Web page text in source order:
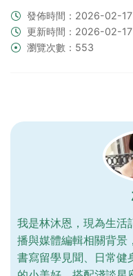
發佈時間：2026-02-17
更新時間：2026-02-17
瀏覽次數：553
我是林沐恩，現為生活
播與媒體編輯相關背景
書寫留學見聞、日常健